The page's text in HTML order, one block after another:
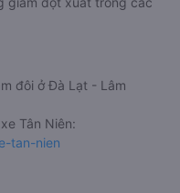
đôi ở Đà Lạt - Lâm
Tân Niên:
tan-nien